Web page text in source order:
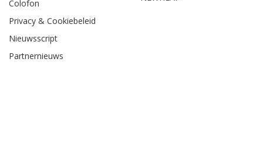
Colofon
Privacy & Cookiebeleid
Nieuwsscript
Partnernieuws